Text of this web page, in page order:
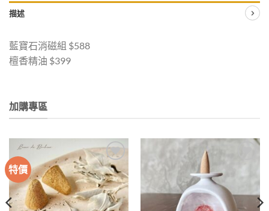
描述
藍寶石消磁組 $588
檀香精油 $399
加購專區
特價
加入
收藏
收藏